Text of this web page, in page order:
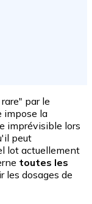
par le
impose la
imprévisible lors
peut
lot actuellement
toutes les
les dosages de